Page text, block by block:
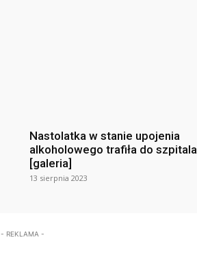
Nastolatka w stanie upojenia
alkoholowego trafiła do szpitala
[galeria]
13 sierpnia 2023
- REKLAMA -